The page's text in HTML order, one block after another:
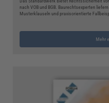
nach VOB und BGB. Baurechtsexperten
Musterklauseln und praxisorientierte
Mehr